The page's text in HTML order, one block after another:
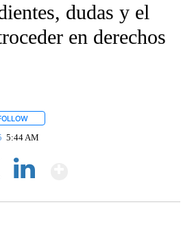
dudas y el
en derechos
5:44 AM